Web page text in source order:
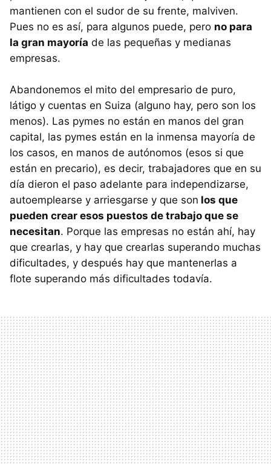
mantienen con el sudor de su frente, malviven.
Pues no es así, para algunos puede, pero no para
la gran mayoría de las pequeñas y medianas
empresas.
Abandonemos el mito del empresario de puro,
látigo y cuentas en Suiza (alguno hay, pero son los
menos). Las pymes no están en manos del gran
capital, las pymes están en la inmensa mayoría de
los casos, en manos de autónomos (esos si que
están en precario), es decir, trabajadores que en su
día dieron el paso adelante para independizarse,
autoemplearse y arriesgarse y que son los que
pueden crear esos puestos de trabajo que se
necesitan. Porque las empresas no están ahí, hay
que crearlas, y hay que crearlas superando muchas
dificultades, y después hay que mantenerlas a
flote superando más dificultades todavía.